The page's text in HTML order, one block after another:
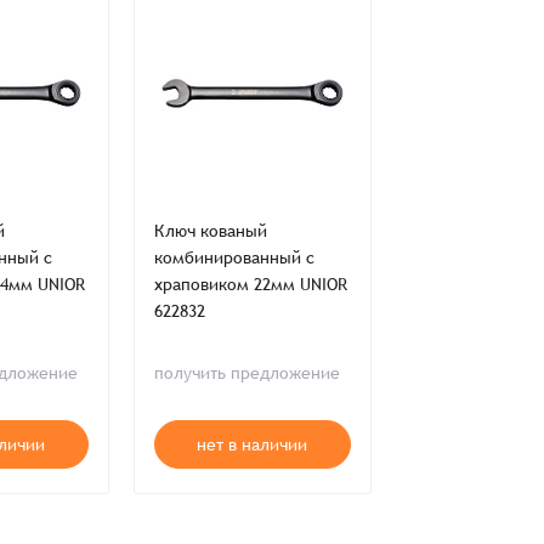
Публичной оферты
Публичной оферты
Пользовательского соглашения,
с
UNIOR
Ключ кованый
комбинированный с
храповиком 22мм UNIOR
622832
получить предложение
нет в наличии